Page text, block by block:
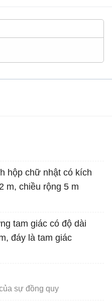
hộp chữ nhật có kích
m, chiều rộng 5 m
tam giác có độ dài
đáy là tam giác
sự đồng quy